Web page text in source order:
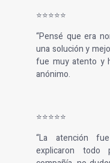
⭐⭐⭐⭐⭐
“Pensé que era
una solución y
fue muy atento y
anónimo.
⭐⭐⭐⭐⭐
“La atención
explicaron todo